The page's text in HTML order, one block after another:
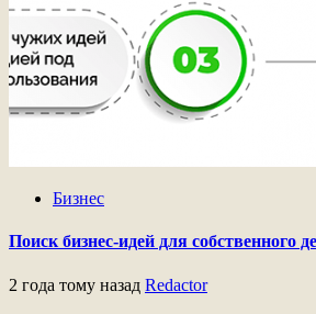
Бизнес
Поиск бизнес-идей для собственного
2 года тому назад Redactor